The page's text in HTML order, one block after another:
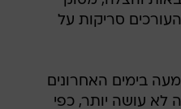
סריקות על
בימים האחרונים
עושה יותר, כפי